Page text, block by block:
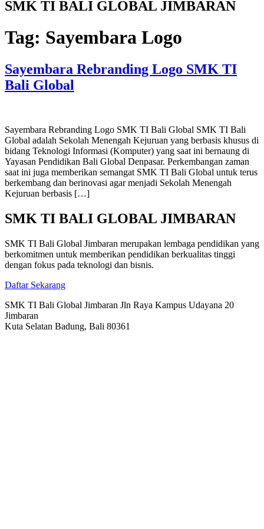
SMK TI BALI GLOBAL JIMBARAN
Tag: Sayembara Logo
Sayembara Rebranding Logo SMK TI
Bali Global
Sayembara Rebranding Logo SMK TI Bali Global SMK TI Bali
Global adalah Sekolah Menengah Kejuruan yang berbasis khusus di
bidang Teknologi Informasi (Komputer) yang saat ini bernaung di
Yayasan Pendidikan Bali Global Denpasar. Perkembangan zaman
saat ini juga memberikan semangat SMK TI Bali Global untuk terus
berkembang dan berinovasi agar menjadi Sekolah Menengah
Kejuruan berbasis […]
SMK TI BALI GLOBAL JIMBARAN
SMK TI Bali Global Jimbaran merupakan lembaga pendidikan yang
berkomitmen untuk memberikan pendidikan berkualitas tinggi
dengan fokus pada teknologi dan bisnis.
Daftar Sekarang
SMK TI Bali Global Jimbaran Jln Raya Kampus Udayana 20
Jimbaran
Kuta Selatan Badung, Bali 80361